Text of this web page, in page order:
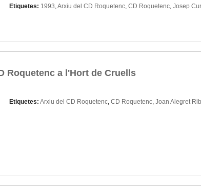
Etiquetes: 1993,Arxiu del CD Roquetenc, CD Roquetenc, Josep
Roquetenc a l'Hort de Cruells
Etiquetes: Arxiu del CD Roquetenc, CD Roquetenc, Joan Alegret